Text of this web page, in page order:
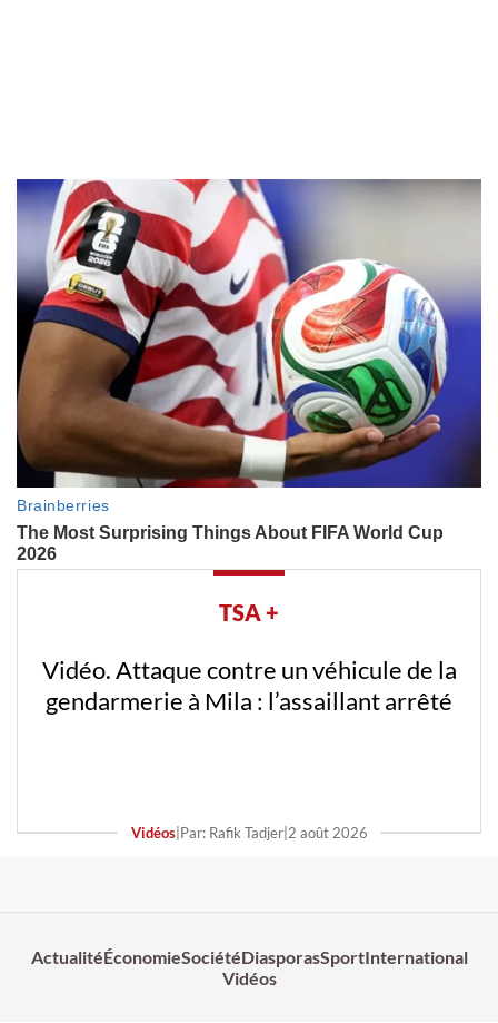
TSA +
Vidéo. Attaque contre un véhicule de la
gendarmerie à Mila : l’assaillant arrêté
Vidéos|Par: Rafik Tadjer|2 août 2026
ActualitéÉconomieSociétéDiasporasSportInternational
Vidéos